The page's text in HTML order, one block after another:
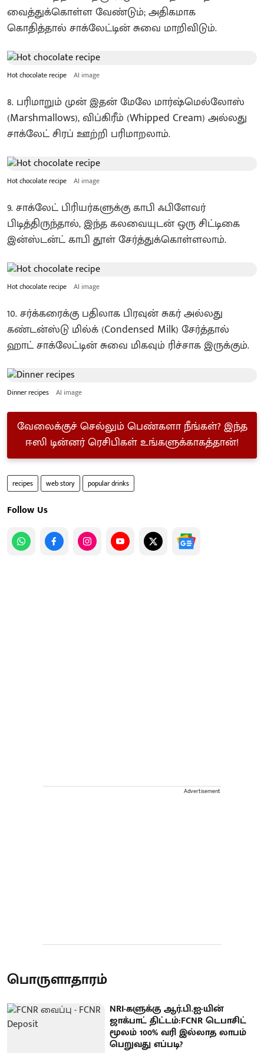
வைத்துக்கொள்ள வேண்டும்; அதிகமாக
கொதித்தால் சாக்லேட்டின் சுவை மாறிவிடும்.
Hot chocolate recipe AI image
8. பரிமாறும் முன் இதன் மேலே மார்ஷ்மெல்லோஸ்
(Marshmallows), விப்கிரீம் (Whipped Cream) அல்லது
சாக்லேட் சிரப் ஊற்றி பரிமாறலாம்.
Hot chocolate recipe AI image
9. சாக்லேட் பிரியர்களுக்கு காபி ஃபிளேவர்
பிடித்திருந்தால், இந்த கலவையுடன் ஒரு சிட்டிகை
இன்ஸ்டன்ட் காபி தூள் சேர்த்துக்கொள்ளலாம்.
Hot chocolate recipe AI image
10. சர்க்கரைக்கு பதிலாக பிரவுன் சுகர் அல்லது
கண்டன்ஸ்டு மில்க் (Condensed Milk) சேர்த்தால்
ஹாட் சாக்லேட்டின் சுவை மிகவும் ரிச்சாக இருக்கும்.
Dinner recipes AI image
வேலைக்குச் செல்லும் பெண்களா நீங்கள்? இந்த
ஈஸி டின்னர் ரெசிபிகள் உங்களுக்காகத்தான்!
recipes web story popular drinks
Follow Us
Advertisement
பொருளாதாரம்
NRI-களுக்கு ஆர்.பி.ஐ-யின்
ஜாக்பாட் திட்டம்:FCNR டெபாசிட்
மூலம் 100% வரி இல்லாத லாபம்
பெறுவது எப்படி?